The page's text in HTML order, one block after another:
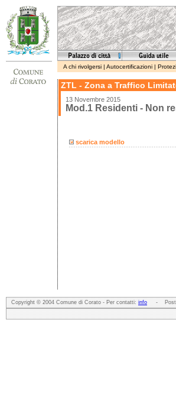
A chi rivolgersi | Autocertificazioni |
ZTL - Zona a Traffico
13 Novembre 2015
Mod.1 Residenti - Non
scarica modello
Copyright © 2004 Comune di Corato - Per contatti:info- Posta